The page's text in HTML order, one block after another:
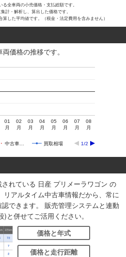
全車両の小売価格・支払総額です。
計・解析し、算出した価格です。
した平均値です。（税金・法定費用を含みません）
価格の推移です。
中古車… 買取相場 1/2
01
月
02
月
03
月
04
月
05
月
06
月
07
月
08
月
されている 日産 プリメーラワゴン の
アルタイム中古車情報だから、常に
できます。 販売管理システムと連動
と併せてご活用ください。
価格と年式
価格と走行距離